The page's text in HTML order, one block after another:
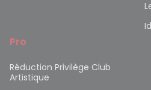
Pro
Réduction Privilège Club
Artistique